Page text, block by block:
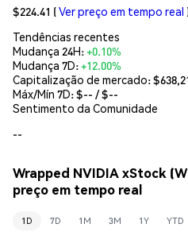
$224.41 (Ver preço em tempo real
Tendências recentes
Mudança 24H:+0.10%
Mudança 7D:+12.00%
Capitalização de mercado:
Máx/Mín 7D: $-- / $--
Sentimento da Comunidade
--
Wrapped NVIDIA xStock
preço em tempo real
1D 7D 1M 3M 1Y YTD